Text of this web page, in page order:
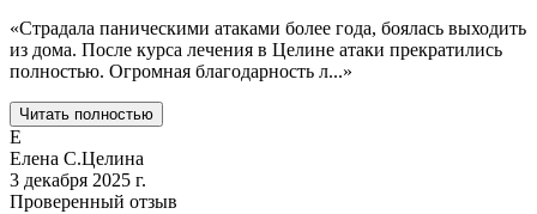
«Страдала паническими атаками более года, боялась выходить
из дома. После курса лечения в Целине атаки прекратились
полностью. Огромная благодарность л...»
Читать полностью
Е
Елена С.Целина
3 декабря 2025 г.
Проверенный отзыв